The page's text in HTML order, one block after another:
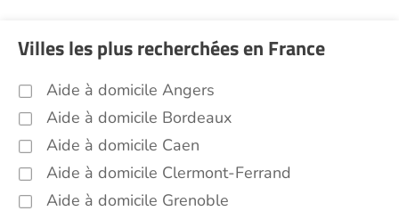
Villes les plus recherchées en France
Aide à domicile Angers
Aide à domicile Bordeaux
Aide à domicile Caen
Aide à domicile Clermont-Ferrand
Aide à domicile Grenoble